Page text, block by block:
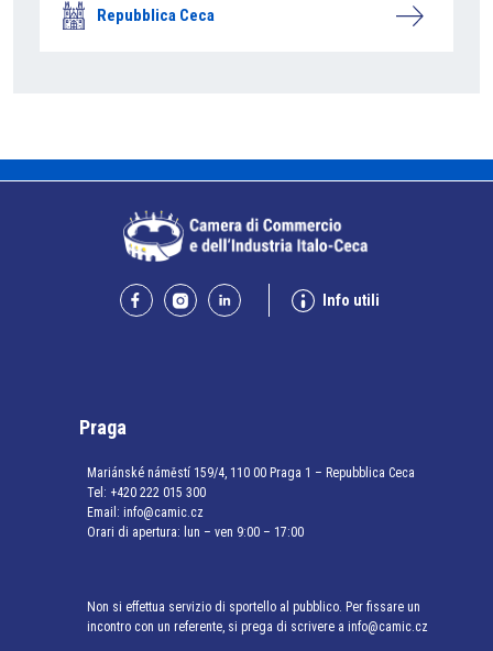
Repubblica Ceca
Info utili
Praga
Mariánské náměstí 159/4, 110 00 Praga 1 – Repubblica Ceca
Tel: +420 222 015 300
Email: info@camic.cz
Orari di apertura: lun – ven 9:00 – 17:00
Non si effettua servizio di sportello al pubblico. Per fissare un
incontro con un referente, si prega di scrivere a info@camic.cz